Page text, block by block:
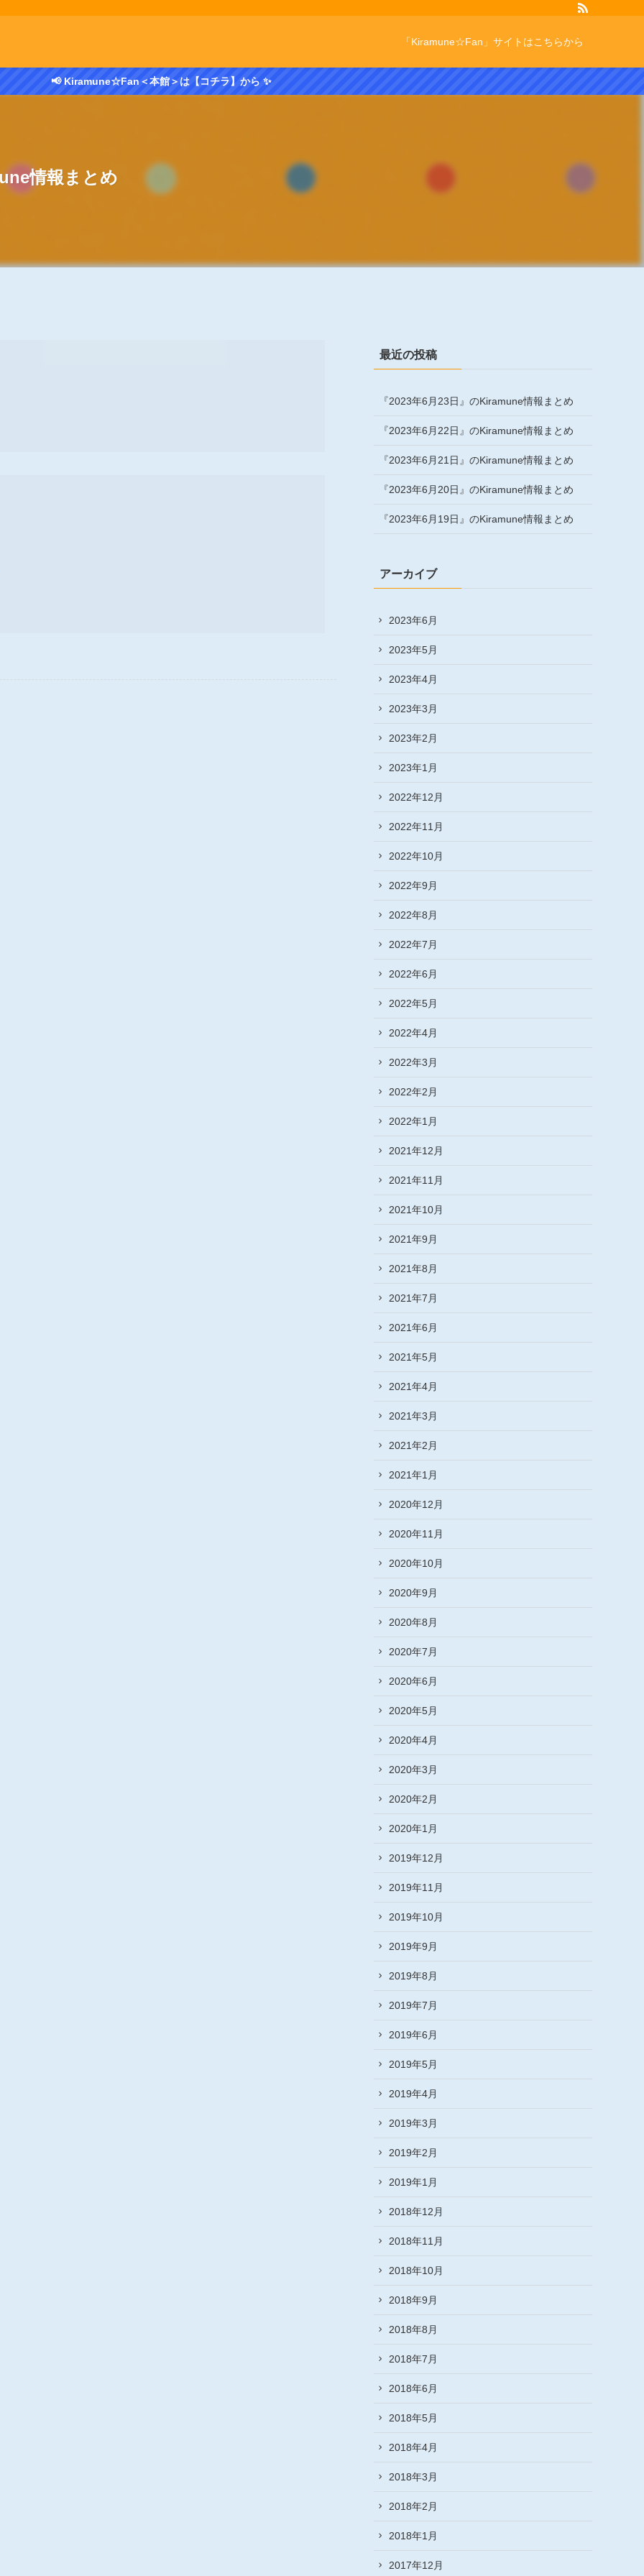
「Kiramune☆Fan」サイトはこちらから
📢 Kiramune☆Fan＜本館＞は【コチラ】から ✨
情報まとめ
最近の投稿
『2023年6月23日』のKiramune情報まとめ
『2023年6月22日』のKiramune情報まとめ
『2023年6月21日』のKiramune情報まとめ
『2023年6月20日』のKiramune情報まとめ
『2023年6月19日』のKiramune情報まとめ
アーカイブ
2023年6月
2023年5月
2023年4月
2023年3月
2023年2月
2023年1月
2022年12月
2022年11月
2022年10月
2022年9月
2022年8月
2022年7月
2022年6月
2022年5月
2022年4月
2022年3月
2022年2月
2022年1月
2021年12月
2021年11月
2021年10月
2021年9月
2021年8月
2021年7月
2021年6月
2021年5月
2021年4月
2021年3月
2021年2月
2021年1月
2020年12月
2020年11月
2020年10月
2020年9月
2020年8月
2020年7月
2020年6月
2020年5月
2020年4月
2020年3月
2020年2月
2020年1月
2019年12月
2019年11月
2019年10月
2019年9月
2019年8月
2019年7月
2019年6月
2019年5月
2019年4月
2019年3月
2019年2月
2019年1月
2018年12月
2018年11月
2018年10月
2018年9月
2018年8月
2018年7月
2018年6月
2018年5月
2018年4月
2018年3月
2018年2月
2018年1月
2017年12月